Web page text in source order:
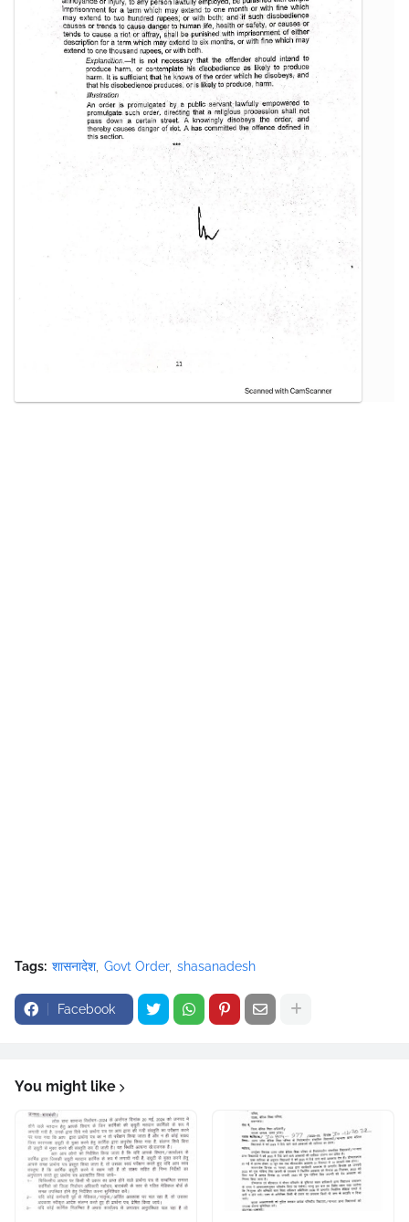
Tags: शासनादेश Govt Order shasanadesh
Facebook
You might like